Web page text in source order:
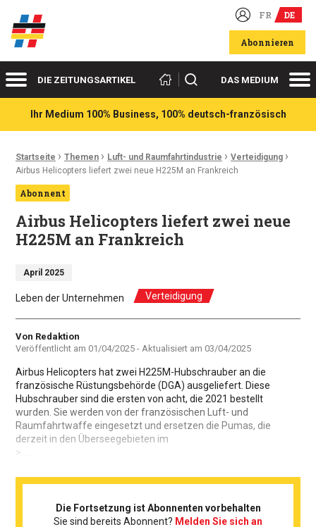
Deutsch-französische Wirtschaftsakteure FR DE
Abonnieren
MenüDIE ZEITUNGSARTIKEL Suchen DAS MEDIUM
Ihr Medium 100% Business, 100% deutsch-französisch
Ariadnefaden:
Startseite › Themen › Luft- und Raumfahrtindustrie › Verteidigung ›
Airbus Helicopters liefert zwei neue H225M an Frankreich
Abonnent
Airbus Helicopters liefert zwei neue
H225M an Frankreich
April 2025
Leben der Unternehmen Verteidigung
Autor
Von Redaktion
Veröffentlicht am 01/04/2025 - Aktualisiert am 03/04/2025
Airbus Helicopters hat zwei H225M-Hubschrauber an die
französische Rüstungsbehörde (DGA) ausgeliefert. Diese
Hubschrauber sind die ersten von acht, die 2021 bestellt
wurden. Sie werden von der französischen Luft- und
Raumfahrtwaffe eingesetzt und ersetzen die Pumas, die
derzeit in den Überseegebieten im
> ...
Die Fortsetzung ist Abonnenten vorbehalten
Sie sind bereits Abonnent? Melden Sie sich an